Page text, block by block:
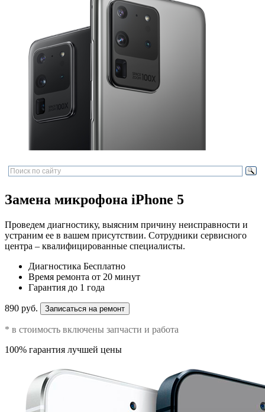
Замена микрофона iPhone 5
Проведем диагностику, выясним причину неисправности и
устраним ее в вашем присутствии. Сотрудники сервисного
центра – квалифицированные специалисты.
Диагностика Бесплатно
Время ремонта от 20 минут
Гарантия до 1 года
890 руб. Записаться на ремонт
* в стоимость включены запчасти и работа
100% гарантия лучшей цены